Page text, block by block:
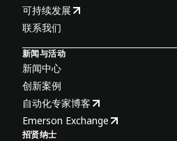
可持续发展
联系我们
新闻与活动
新闻中心
创新案例
自动化专家博客
Emerson Exchange
招贤纳士